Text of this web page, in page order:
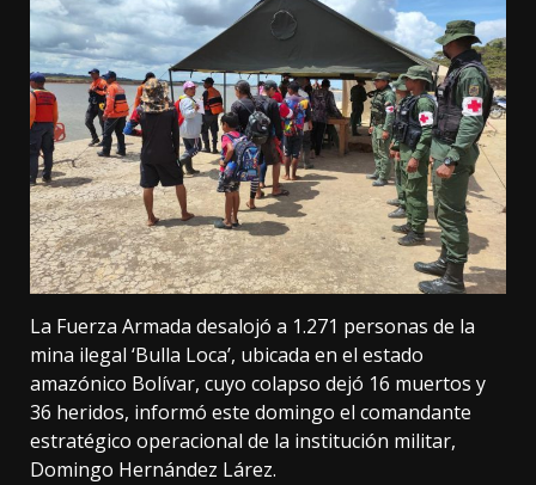
La Fuerza Armada desalojó a 1.271 personas de la
mina ilegal ‘Bulla Loca’, ubicada en el estado
amazónico Bolívar, cuyo colapso dejó 16 muertos y
36 heridos, informó este domingo el comandante
estratégico operacional de la institución militar,
Domingo Hernández Lárez.